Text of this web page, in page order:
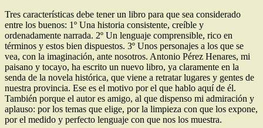
Tres características debe tener un libro para que sea considerado
entre los buenos: 1º Una historia consistente, creíble y
ordenadamente narrada. 2º Un lenguaje comprensible, rico en
términos y estos bien dispuestos. 3º Unos personajes a los que se
vea, con la imaginación, ante nosotros. Antonio Pérez Henares, mi
paisano y tocayo, ha escrito un nuevo libro, ya claramente en la
senda de la novela histórica, que viene a retratar lugares y gentes de
nuestra provincia. Ese es el motivo por el que hablo aquí de él.
También porque el autor es amigo, al que dispenso mi admiración y
aplauso: por los temas que elige, por la limpieza con que los expone,
por el medido y perfecto lenguaje con que nos los muestra.